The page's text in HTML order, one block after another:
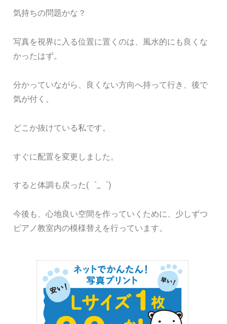
気持ちの問題かな？
写真を視界に入る位置に置くのは、風水的にも良くな
かったはず。
分かっていながら、良くない方向へ持って行き、後で
気が付く。
どこか抜けている私です。
すぐに配置を変更しました。
すると体調も戻った(゜_゜)
今後も、心地良い空間を作っていくために、少しずつ
ピアノ教室内の模様替えを行っています。